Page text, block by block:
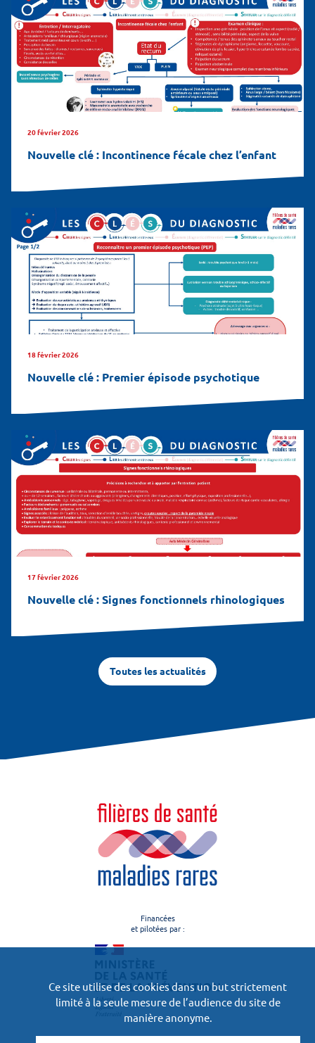
20 février 2026
Nouvelle clé : Incontinence fécale chez l’enfant
18 février 2026
Nouvelle clé : Premier épisode psychotique
17 février 2026
Nouvelle clé : Signes fonctionnels rhinologiques
Toutes les actualités
Financées
et pilotées par :
Le projet
Ce site utilise des cookies dans un but strictement
limité à la seule mesure de l’audience du site de
manière anonyme.